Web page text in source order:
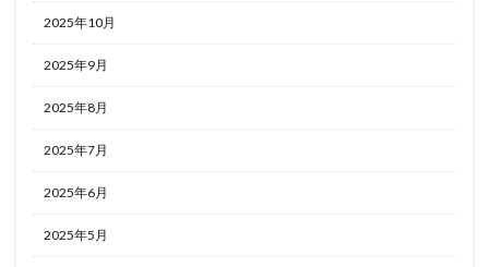
2025年10月
2025年9月
2025年8月
2025年7月
2025年6月
2025年5月